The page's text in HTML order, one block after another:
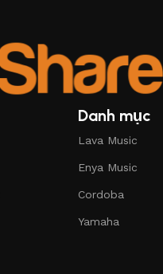
Danh mục
Lava Music
Enya Music
Cordoba
Yamaha